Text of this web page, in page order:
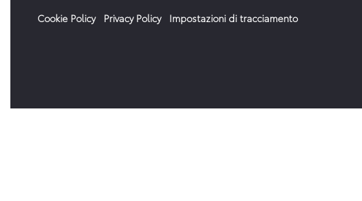
Cookie Policy
Privacy Policy Impostazioni di tracciamento